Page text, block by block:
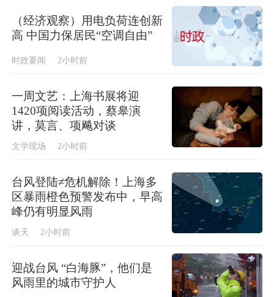
（经济观察）用电负荷连创新
高 中国力保居民“空调自由”
时政要闻 2小时前
一周文艺：上海书展将迎
1420项阅读活动，蔡皋演
讲，莫言、项飚对谈
文学现场 2小时前
台风登陆≠危机解除！上海多
区暴雨橙色预警发布中，早高
峰仍有明显风雨
谈天 2小时前
迎战台风 “白海豚”，他们是
风雨里的城市守护人